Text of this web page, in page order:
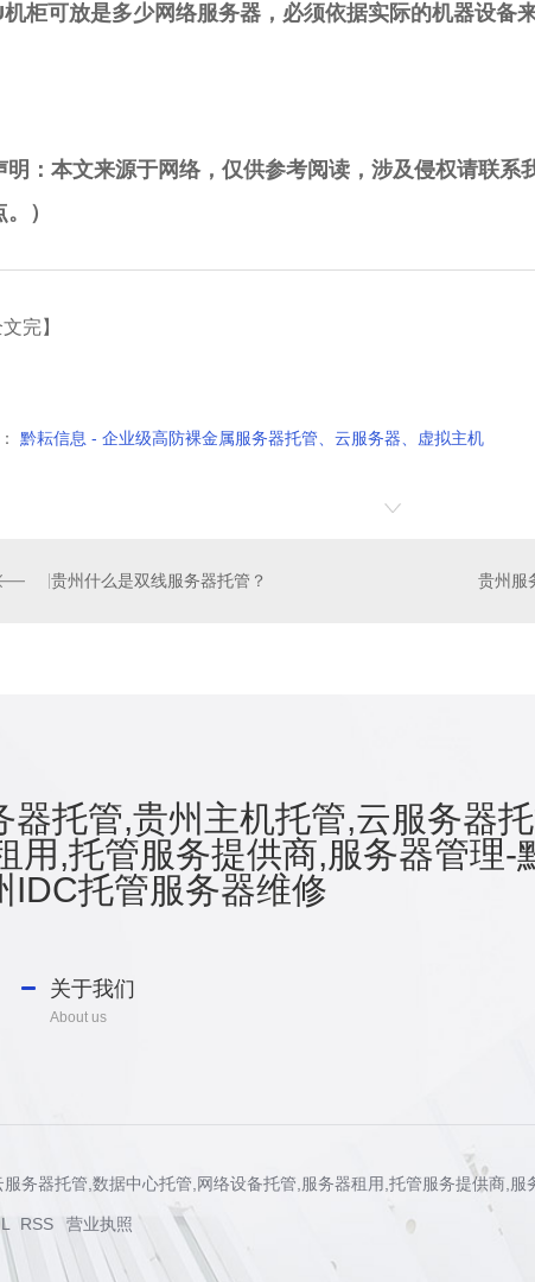
柜可放是多少网络服务器，必须依据实际的机器设备来
明：本文来源于网络，仅供参考阅读，涉及侵权请联系
）
完】
黔耘信息 - 企业级高防裸金属服务器托管、云服务器、虚拟主机
贵州什么是双线服务器托管？
托管,贵州主机托管,云服务器
用,托管服务提供商,服务器管理-
IDC托管服务器维修
关于我们
About us
务器托管,数据中心托管,网络设备托管,服务器租用,托管服务提供商,
RSS 营业执照